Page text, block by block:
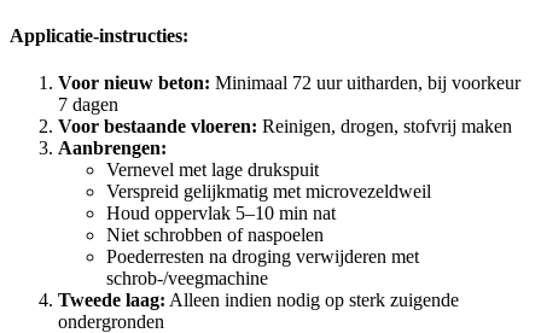
Applicatie-instructies:
Voor nieuw beton: Minimaal 72 uur uitharden, bij voorkeur
7 dagen
Voor bestaande vloeren: Reinigen, drogen, stofvrij maken
Aanbrengen:
Vernevel met lage drukspuit
Verspreid gelijkmatig met microvezeldweil
Houd oppervlak 5–10 min nat
Niet schrobben of naspoelen
Poederresten na droging verwijderen met
schrob-/veegmachine
Tweede laag: Alleen indien nodig op sterk zuigende
ondergronden